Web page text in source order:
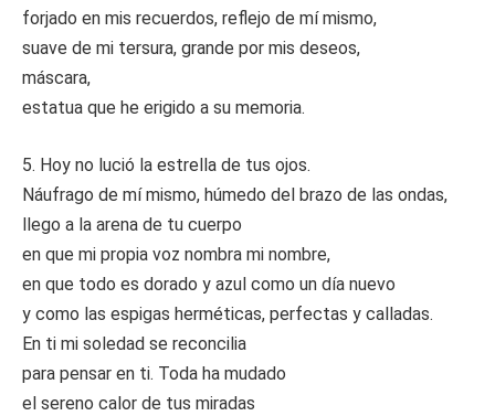
forjado en mis recuerdos, reflejo de mí mismo,
suave de mi tersura, grande por mis deseos,
máscara,
estatua que he erigido a su memoria.
5. Hoy no lució la estrella de tus ojos.
Náufrago de mí mismo, húmedo del brazo de las ondas,
llego a la arena de tu cuerpo
en que mi propia voz nombra mi nombre,
en que todo es dorado y azul como un día nuevo
y como las espigas herméticas, perfectas y calladas.
En ti mi soledad se reconcilia
para pensar en ti. Toda ha mudado
el sereno calor de tus miradas